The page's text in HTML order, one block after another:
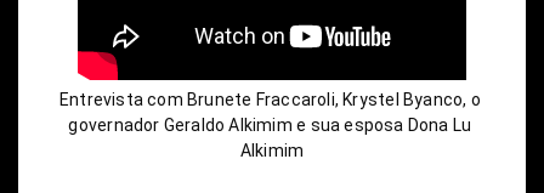
Entrevista com Brunete Fraccaroli, Krystel Byanco, o
governador Geraldo Alkimim e sua esposa Dona Lu
Alkimim